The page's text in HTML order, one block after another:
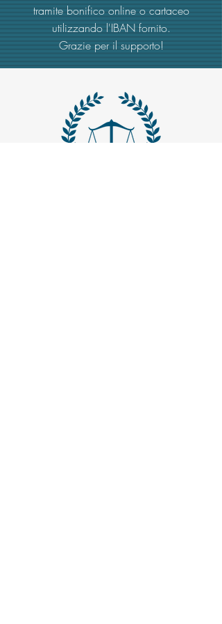
tramite bonifico online o cartaceo
utilizzando l'IBAN fornito.
Grazie per il supporto!